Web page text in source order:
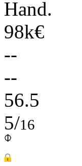
Hand.
98k€
--
--
56.5
5/16